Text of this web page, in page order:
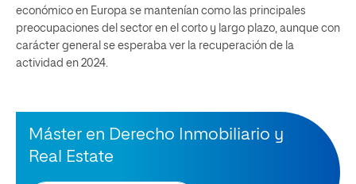
económico en Europa se mantenían como las principales
preocupaciones del sector en el corto y largo plazo, aunque con
carácter general se esperaba ver la recuperación de la
actividad en 2024.
Máster en Derecho Inmobiliario y
Real Estate